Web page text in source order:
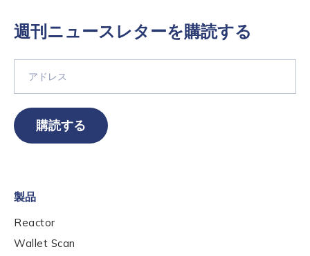
Contact us
週刊ニュースレターを購読する
購読する
製品
Reactor
Wallet Scan